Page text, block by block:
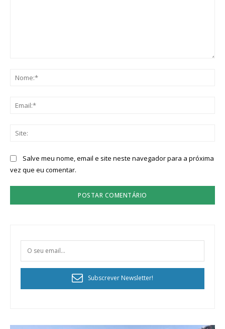
Salve meu nome, email e site neste navegador para a próxima
vez que eu comentar.
Subscrever Newsletter!